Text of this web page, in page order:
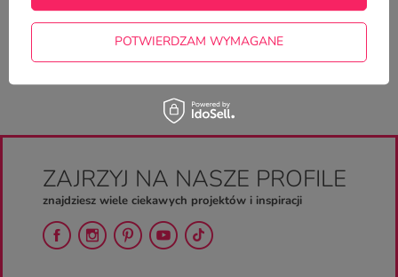
ZAJRZYJ NA NASZE PROFILE
znajdziesz wiele ciekawych projektów i inspiracji
POTWIERDZAM WYMAGANE